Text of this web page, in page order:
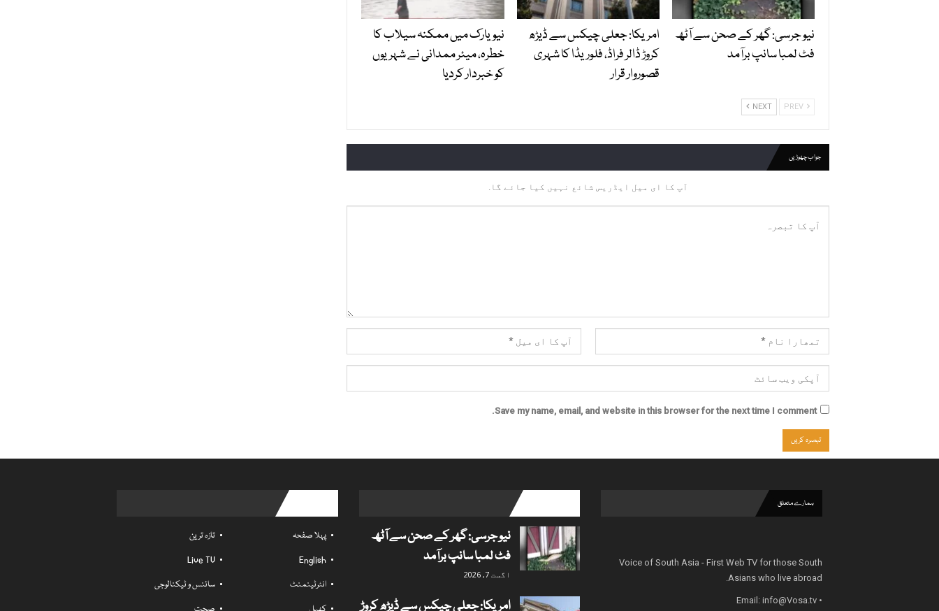
نیو جرسی: گھر کے صحن سے آٹھ
فٹ لمبا سانپ برآمد
امریکا: جعلی چیکس سے ڈیڑھ
کروڑ ڈالر فراڈ، فلوریڈا کا شہری
قصوروار قرار
نیویارک میں ممکنہ سیلاب کا
خطرہ، میئر ممدانی نے شہریوں
کو خبردار کردیا
NEXT
جواب چھوڑیں
آپ کا ای میل ایڈریس شائع نہیں کیا جائے گا.
Save my name, email, and website in this browser for the next time I comment.
ہمارے متعلق
Voice of South Asia - First Web TV for those South
Asians who live abroad.
• Email:
info@Vosa.tv
نیو جرسی: گھر کے صحن سے آٹھ
فٹ لمبا سانپ برآمد
اگست 7, 2026
امریکا: جعلی چیکس سے ڈیڑھ کروڑ
پہلا صفحہ
تازہ ترین
English
Live TV
انٹرٹینمنٹ
سائنس و ٹیکنالوجی